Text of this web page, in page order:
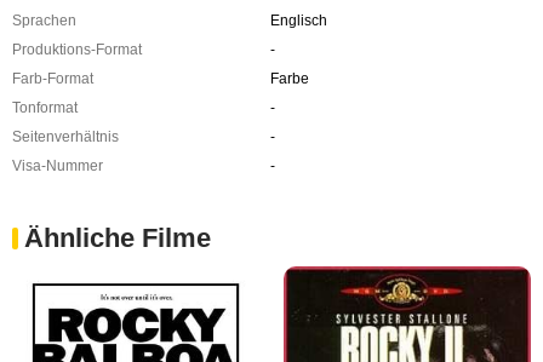
Sprachen
Englisch
Produktions-Format
-
Farb-Format
Farbe
Tonformat
-
Seitenverhältnis
-
Visa-Nummer
-
Ähnliche Filme